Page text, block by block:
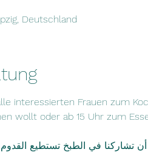
Deutschland
interessierten Frauen zum
wollt oder ab 15 Uhr zum
تريد أن تشاركنا في الطبخ تستطيع